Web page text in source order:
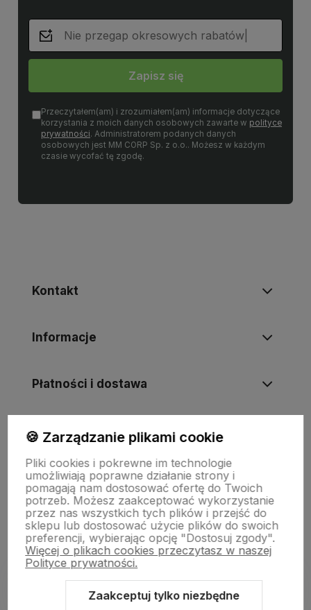
Zapisz się
Przeczytałem(am) i zrozumiałem(am) informacje dotyczące
korzystania z moich danych osobowych zawarte w polityce
prywatności. Administratorem podanych danych
osobowych jest MM CORP Sp. z o.o.. Możesz w każdym
czasie wycofać tę zgodę.
Kontakt
Informacje
Płatności i dostawa
Informacje
O nas
🍪 Zarządzanie plikami cookie
Pliki cookies i pokrewne im technologie
umożliwiają poprawne działanie strony i
pomagają nam dostosować ofertę do Twoich
potrzeb. Możesz zaakceptować wykorzystanie
przez nas wszystkich tych plików i przejść do
sklepu lub dostosować użycie plików do swoich
preferencji, wybierając opcję "Dostosuj zgody".
Więcej o plikach cookies przeczytasz w naszej
Polityce prywatności.
Zaakceptuj tylko niezbędne